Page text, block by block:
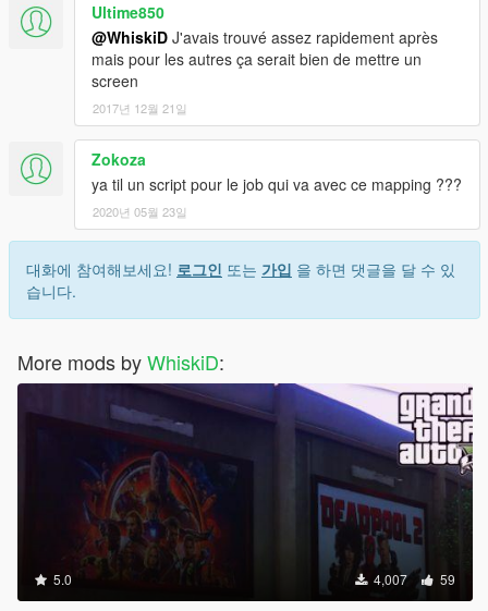
Ultime850
@WhiskiD J'avais trouvé assez rapidement après
mais pour les autres ça serait bien de mettre un
screen
2017년 12월 21일
Zokoza
ya til un script pour le job qui va avec ce mapping ???
2020년 05월 23일
대화에 참여해보세요! 로그인 또는 가입 을 하면 댓글을 달 수 있
습니다.
More mods byWhiskiD:
5.0 4,007 59